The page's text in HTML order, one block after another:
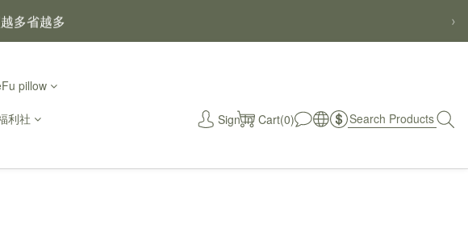
多省越多
福
›
pillow
利社 Sign In Cart(0)